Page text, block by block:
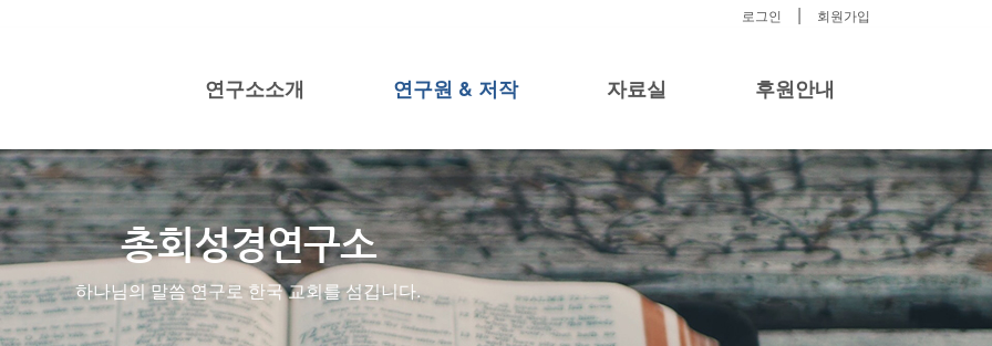
로그인 | 회원가입
연구소소개 연구원 & 저작 자료실 후원안내
메뉴 건너뛰기
총회성경연구소
하나님의 말씀 연구로 한국 교회를 섬깁니다.